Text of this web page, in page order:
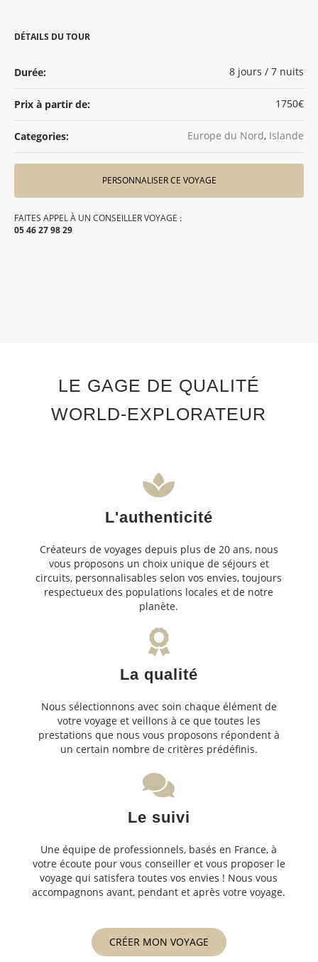
DÉTAILS DU TOUR
Durée: 8 jours / 7 nuits
Prix à partir de: 1750€
Categories: Europe du Nord, Islande
PERSONNALISER CE VOYAGE
FAITES APPEL À UN CONSEILLER VOYAGE :
05 46 27 98 29
LE GAGE DE QUALITÉ
WORLD-EXPLORATEUR
L'authenticité
Créateurs de voyages depuis plus de 20 ans, nous
vous proposons un choix unique de séjours et
circuits, personnalisables selon vos envies, toujours
respectueux des populations locales et de notre
planète.
La qualité
Nous sélectionnons avec soin chaque élément de
votre voyage et veillons à ce que toutes les
prestations que nous vous proposons répondent à
un certain nombre de critères prédéfinis.
Le suivi
Une équipe de professionnels, basés en France, à
votre écoute pour vous conseiller et vous proposer le
voyage qui satisfera toutes vos envies ! Nous vous
accompagnons avant, pendant et après votre voyage.
CRÉER MON VOYAGE